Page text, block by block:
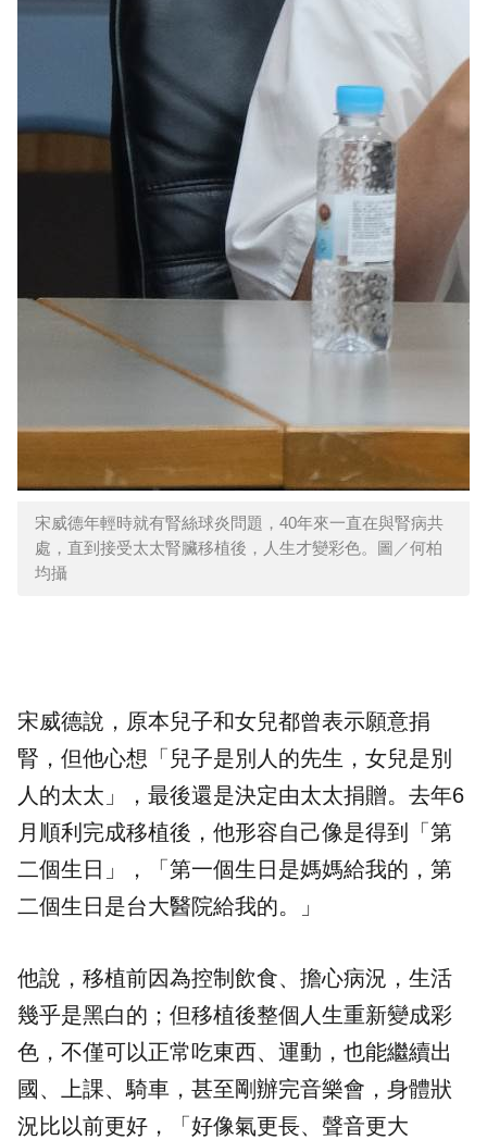
宋威德年輕時就有腎絲球炎問題，40年來一直在與腎病共
處，直到接受太太腎臟移植後，人生才變彩色。圖／何柏
均攝
宋威德說，原本兒子和女兒都曾表示願意捐
腎，但他心想「兒子是別人的先生，女兒是別
人的太太」，最後還是決定由太太捐贈。去年6
月順利完成移植後，他形容自己像是得到「第
二個生日」，「第一個生日是媽媽給我的，第
二個生日是台大醫院給我的。」
他說，移植前因為控制飲食、擔心病況，生活
幾乎是黑白的；但移植後整個人生重新變成彩
色，不僅可以正常吃東西、運動，也能繼續出
國、上課、騎車，甚至剛辦完音樂會，身體狀
況比以前更好，「好像氣更長、聲音更大